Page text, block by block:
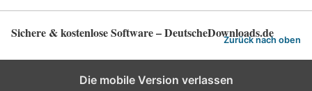
Sichere & kostenlose Software – DeutscheDownloads.de
Zurück nach oben
Die mobile Version verlassen